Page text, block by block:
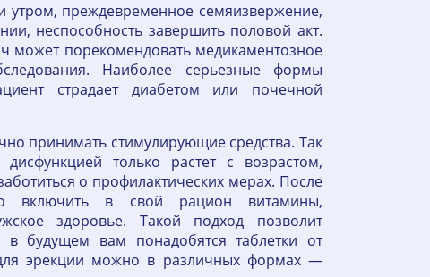
утром, преждевременное семяизвержение,
неспособность завершить половой акт.
может порекомендовать медикаментозное
Наиболее серьезные формы
страдает диабетом или почечной
принимать стимулирующие средства. Так
только растет с возрастом,
о профилактических мерах. После
включить в свой рацион витамины,
здоровье. Такой подход позволит
в будущем вам понадобятся таблетки от
эрекции можно в различных формах —